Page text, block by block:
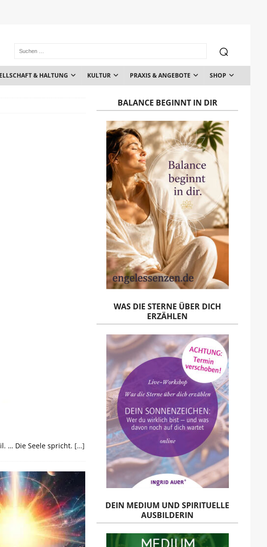
& HALTUNG KULTUR PRAXIS & ANGEBOTE SHOP
… Die Seele spricht. […]
BALANCE BEGINNT IN DIR
WAS DIE STERNE ÜBER DICH
ERZÄHLEN
DEIN MEDIUM UND SPIRITUELLE
AUSBILDERIN